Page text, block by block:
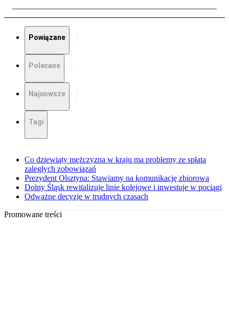
Powiązane
Polecane
Najnowsze
Tagi
Co dziewiąty mężczyzna w kraju ma problemy ze spłatą
zaległych zobowiązań
Prezydent Olsztyna: Stawiamy na komunikację zbiorową
Dolny Śląsk rewitalizuje linie kolejowe i inwestuje w pociągi
Odważne decyzje w trudnych czasach
Promowane treści